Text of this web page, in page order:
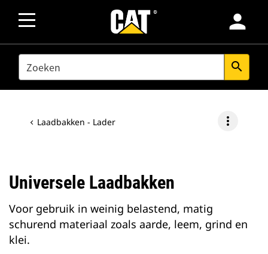
person
SEARCH search
Laadbakken - Lader more_vert
Universele Laadbakken
Voor gebruik in weinig belastend, matig
schurend materiaal zoals aarde, leem, grind en
klei.